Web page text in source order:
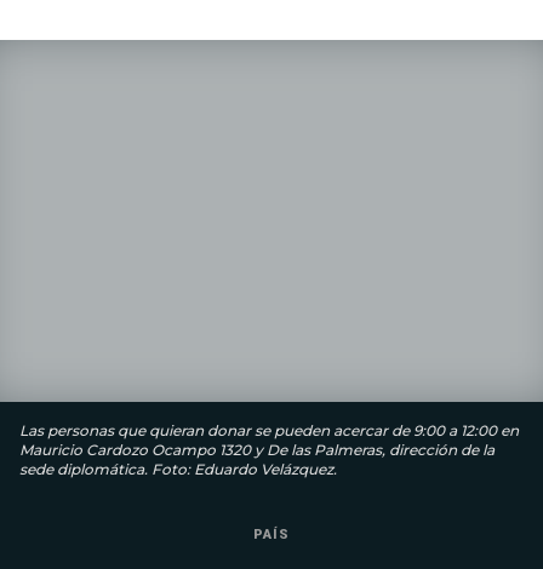
Las personas que quieran donar se pueden acercar de 9:00 a 12:00 en
Mauricio Cardozo Ocampo 1320 y De las Palmeras, dirección de la
sede diplomática. Foto: Eduardo Velázquez.
PAÍS